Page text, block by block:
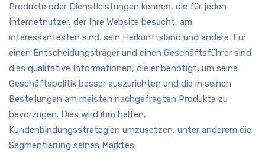
Produkte oder Dienstleistungen kennen, die für jeden
Internetnutzer, der Ihre Website besucht, am
interessantesten sind. sein Herkunftsland und andere. Für
einen Entscheidungsträger und einen Geschäftsführer sind
dies qualitative Informationen, die er benötigt, um seine
Geschäftspolitik besser auszurichten und die in seinen
Bestellungen am meisten nachgefragten Produkte zu
bevorzugen. Dies wird ihm helfen,
Kundenbindungsstrategien umzusetzen, unter anderem die
Segmentierung seines Marktes.